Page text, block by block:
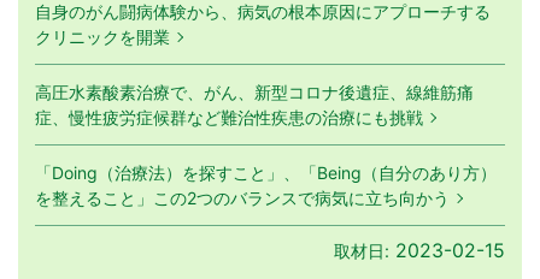
自身のがん闘病体験から、病気の根本原因にアプローチする
クリニックを開業
高圧水素酸素治療で、がん、新型コロナ後遺症、線維筋痛
症、慢性疲労症候群など難治性疾患の治療にも挑戦
「Doing（治療法）を探すこと」、「Being（自分のあり方）
を整えること」この2つのバランスで病気に立ち向かう
取材日: 2023-02-15